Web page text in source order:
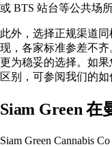
或 BTS 站台等公共场所
此外，选择正规渠道
现，各家标准参差不
更为稳妥的选择。如
区别，可参阅我们的如
Siam Green 在
Siam Green Cannabis